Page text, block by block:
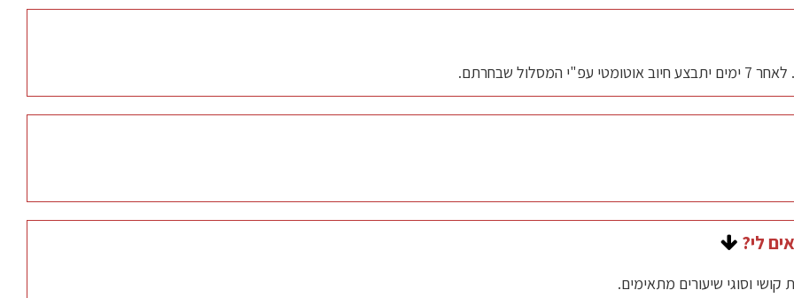
יש ליצור קשר בווטסאפ הפרטי או במייל ואנחנו נחזור.
מקל מטאטא, בקבוקי מים ועוד…
משקולות, גומייה, קטלבלס, כדור, מדרגה וכו'.
לי?
וסוגי שיעורים מתאימים.